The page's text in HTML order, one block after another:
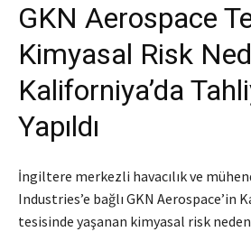
GKN Aerospace
Kimyasal Risk
Kaliforniya’da
Yapıldı
İngiltere merkezli havacılık ve
Industries’e bağlı GKN Aerospace’in
tesisinde yaşanan kimyasal risk